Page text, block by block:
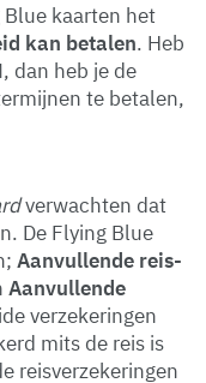
Blue kaarten het
kan betalen. Heb
dan heb je de
te betalen,
verwachten dat
De Flying Blue
Aanvullende reis-
Aanvullende
verzekeringen
mits de reis is
reisverzekeringen